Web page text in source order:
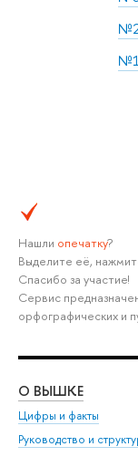
Нашли опечатку?
Выделите её,
Спасибо за участие!
Сервис
орфографических и
О ВЫШКЕ
Цифры и факты
Руководство и